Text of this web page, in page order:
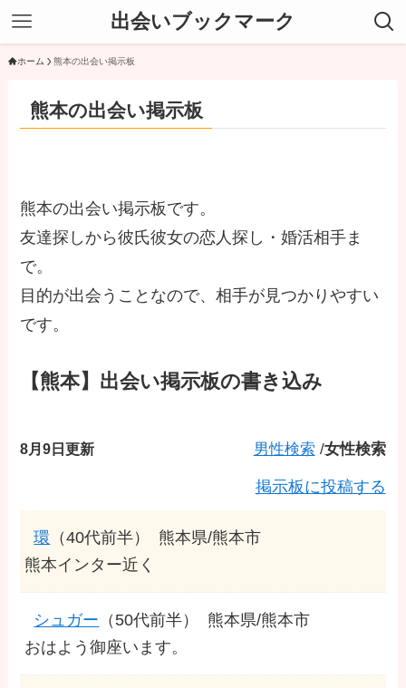
出会いブックマーク
ホーム 熊本の出会い掲示板
熊本の出会い掲示板
熊本の出会い掲示板です。
友達探しから彼氏彼女の恋人探し・婚活相手ま
で。
目的が出会うことなので、相手が見つかりやすい
です。
【熊本】出会い掲示板の書き込み
8月9日更新 男性検索 /女性検索
掲示板に投稿する
環 （40代前半）
熊本県/熊本市
熊本インター近く
シュガー （50代前半）
熊本県/熊本市
おはよう御座います。